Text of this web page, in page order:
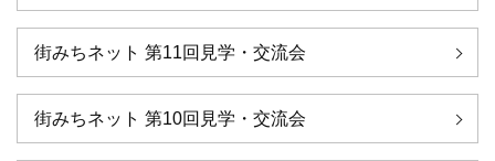
街みちネット 第11回見学・交流会
街みちネット 第10回見学・交流会